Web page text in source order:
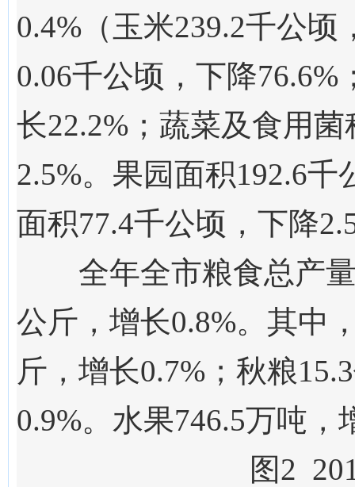
0.4%（玉米239.2千公顷
0.06千公顷，下降76.6%
长22.2%；蔬菜及食用菌
2.5%。 果园面积192.6千
面积77.4千公顷，下降
全年全市粮食总产
公斤， 增长0.8%。其中
斤，增长0.7%；秋粮15.3
0.9%。 水果746.5万吨，
图2